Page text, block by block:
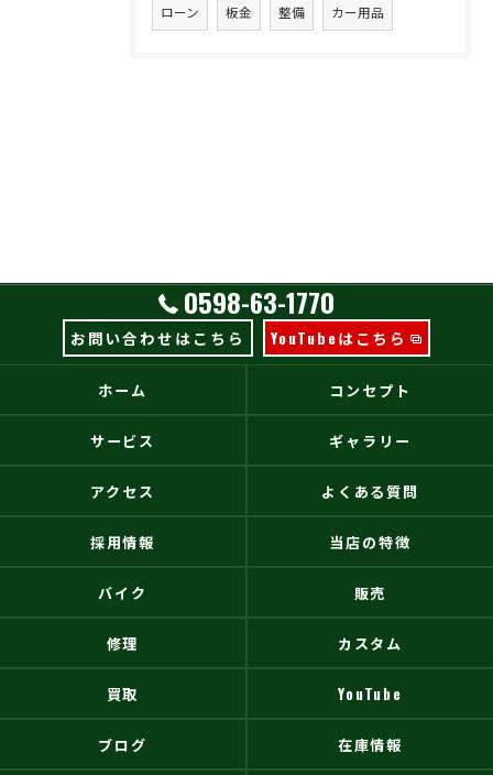
ローン 板金 整備 カー用品
0598-63-1770
お問い合わせはこちら YouTubeはこちら
ホーム コンセプト
サービス ギャラリー
アクセス よくある質問
採用情報 当店の特徴
バイク 販売
修理 カスタム
買取 YouTube
ブログ 在庫情報